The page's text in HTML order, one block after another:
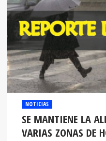
NOTICIAS
SE MANTIENE LA
VARIAS ZONAS DE